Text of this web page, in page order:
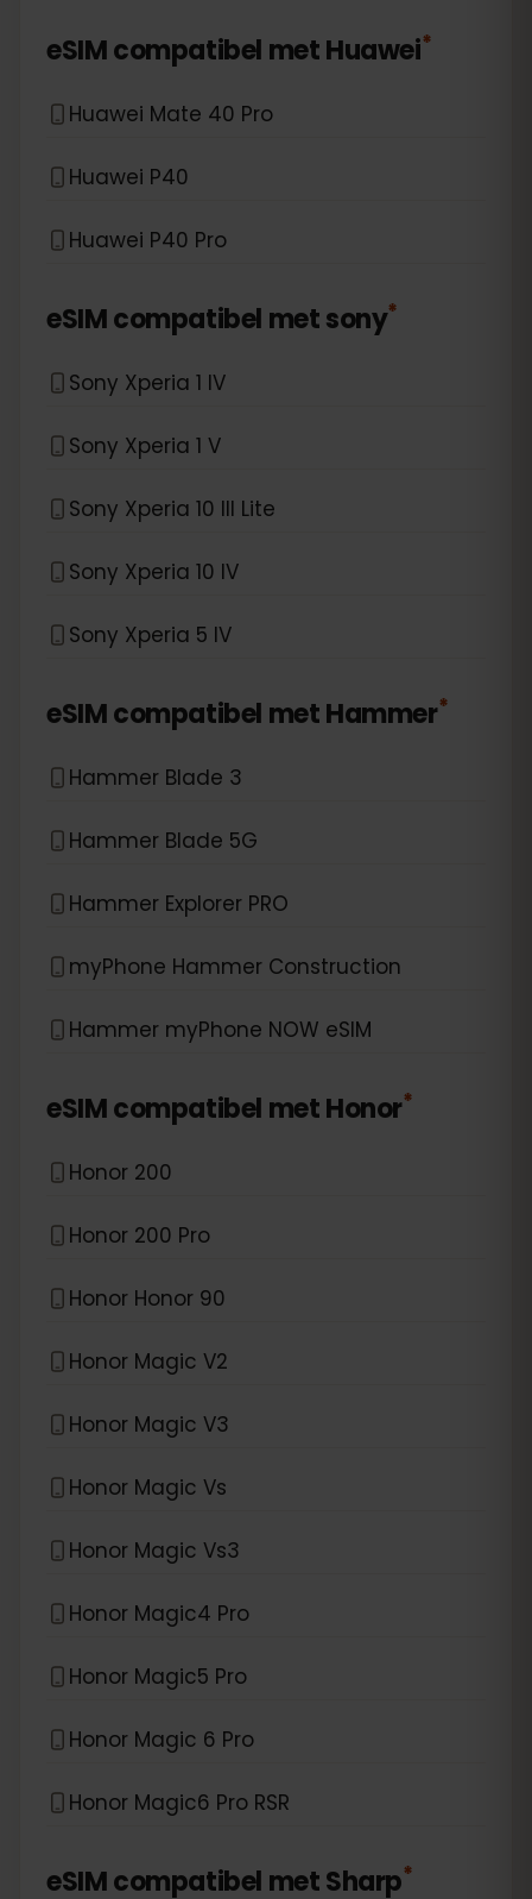
eSIM compatibel metHuawei*
Huawei Mate 40 Pro
Huawei P40
Huawei P40 Pro
eSIM compatibel metsony*
Sony Xperia 1 IV
Sony Xperia 1 V
Sony Xperia 10 III Lite
Sony Xperia 10 IV
Sony Xperia 5 IV
eSIM compatibel metHammer*
Hammer Blade 3
Hammer Blade 5G
Hammer Explorer PRO
myPhone Hammer Construction
Hammer myPhone NOW eSIM
eSIM compatibel metHonor*
Honor 200
Honor 200 Pro
Honor Honor 90
Honor Magic V2
Honor Magic V3
Honor Magic Vs
Honor Magic Vs3
Honor Magic4 Pro
Honor Magic5 Pro
Honor Magic 6 Pro
Honor Magic6 Pro RSR
eSIM compatibel metSharp*